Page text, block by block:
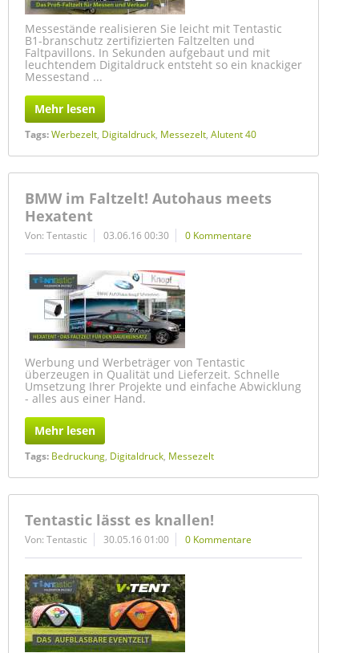
Messestände realisieren Sie leicht mit Tentastic
B1-branschutz zertifizierten Faltzelten und
Faltpavillons. In Sekunden aufgebaut und mit
leuchtendem Digitaldruck entsteht so ein knackiger
Messestand ...
Mehr lesen
Tags:Werbezelt, Digitaldruck, Messezelt, Alutent 40
BMW im Faltzelt! Autohaus meets
Hexatent
Von: Tentastic 03.06.16 00:30 0 Kommentare
Werbung und Werbeträger von Tentastic
überzeugen in Qualität und Lieferzeit. Schnelle
Umsetzung Ihrer Projekte und einfache Abwicklung
- alles aus einer Hand.
Mehr lesen
Tags: Bedruckung, Digitaldruck, Messezelt
Tentastic lässt es knallen!
Von: Tentastic 30.05.16 01:00 0 Kommentare